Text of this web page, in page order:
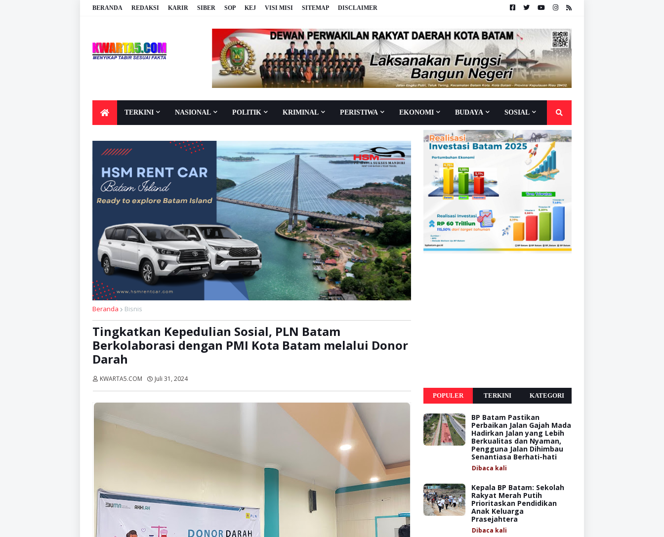
BERANDA REDAKSI KARIR SIBER SOP KEJ VISI MISI SITEMAP DISCLAIMER
TERKINI NASIONAL POLITIK KRIMINAL PERISTIWA EKONOMI BUDAYA SOSIAL
Beranda Bisnis
Tingkatkan Kepedulian Sosial, PLN Batam
Berkolaborasi dengan PMI Kota Batam melalui Donor
Darah
KWARTA5.COM Juli 31, 2024
POPULER TERKINI KATEGORI
BP Batam Pastikan
Perbaikan Jalan Gajah Mada
Hadirkan Jalan yang Lebih
Berkualitas dan Nyaman,
Pengguna Jalan Dihimbau
Senantiasa Berhati-hati
Dibaca kali
Kepala BP Batam: Sekolah
Rakyat Merah Putih
Prioritaskan Pendidikan
Anak Keluarga
Prasejahtera
Dibaca kali